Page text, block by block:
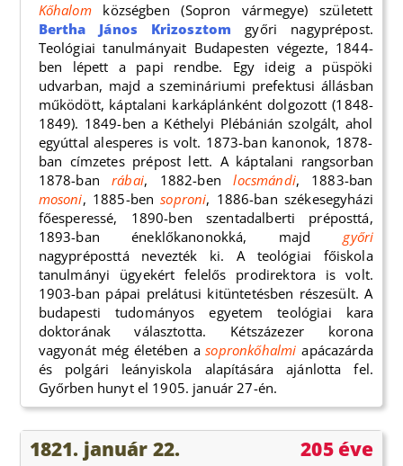
Kőhalomközségben (Sopron vármegye) született
Bertha János Krizosztom győri nagyprépost.
Teológiai tanulmányait Budapesten végezte, 1844-
ben lépett a papi rendbe. Egy ideig a püspöki
udvarban, majd a szemináriumi prefektusi állásban
működött, káptalani karkáplánként dolgozott (1848-
1849). 1849-ben a Kéthelyi Plébánián szolgált, ahol
egyúttal alesperes is volt. 1873-ban kanonok, 1878-
ban címzetes prépost lett. A káptalani rangsorban
1878-banrábai, 1882-benlocsmándi, 1883-ban
mosoni, 1885-bensoproni, 1886-ban székesegyházi
főesperessé, 1890-ben szentadalberti préposttá,
1893-ban éneklőkanonokká, majdgyőri
nagypréposttá nevezték ki. A teológiai főiskola
tanulmányi ügyekért felelős prodirektora is volt.
1903-ban pápai prelátusi kitüntetésben részesült. A
budapesti tudományos egyetem teológiai kara
doktorának választotta. Kétszázezer korona
vagyonát még életében asopronkőhalmi apácazárda
és polgári leányiskola alapítására ajánlotta fel.
Győrben hunyt el 1905. január 27-én.
1821. január 22. 205 éve